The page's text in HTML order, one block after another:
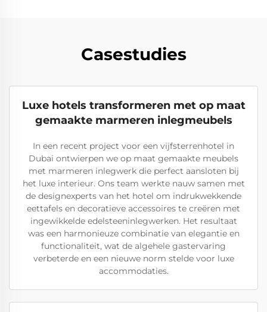
Casestudies
Luxe hotels transformeren met op maat
gemaakte marmeren inlegmeubels
In een recent project voor een vijfsterrenhotel in
Dubai ontwierpen we op maat gemaakte meubels
met marmeren inlegwerk die perfect aansloten bij
het luxe interieur. Ons team werkte nauw samen met
de designexperts van het hotel om indrukwekkende
eettafels en decoratieve accessoires te creëren met
ingewikkelde edelsteeninlegwerken. Het resultaat
was een harmonieuze combinatie van elegantie en
functionaliteit, wat de algehele gastervaring
verbeterde en een nieuwe norm stelde voor luxe
accommodaties.